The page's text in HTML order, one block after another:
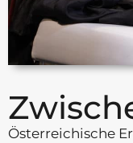
Österreichische